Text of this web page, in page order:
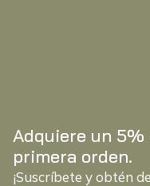
Adquiere un
primera orden.
¡Suscríbete y obtén